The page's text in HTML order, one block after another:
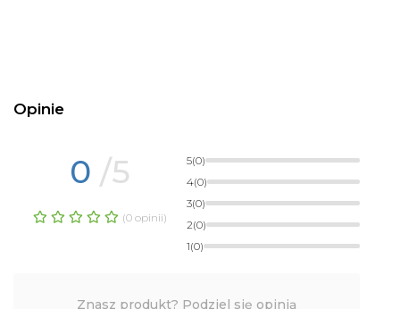
Opinie
0 /5
(0 opinii)
5(0)
4(0)
3(0)
2(0)
1(0)
Znasz produkt? Podziel się opinią